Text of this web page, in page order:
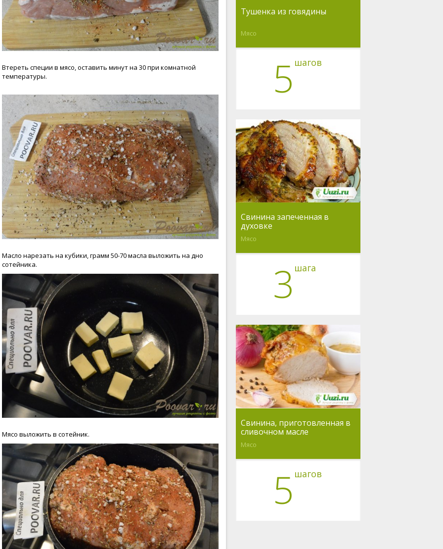
Втереть специи в мясо, оставить минут на 30 при комнатной
температуры.
Масло нарезать на кубики, грамм 50-70 масла выложить на дно
сотейника.
Мясо выложить в сотейник.
Тушенка из говядины
Мясо
5 шагов
Свинина запеченная в
духовке
Мясо
3 шага
Свинина, приготовленная в
сливочном масле
Мясо
5 шагов